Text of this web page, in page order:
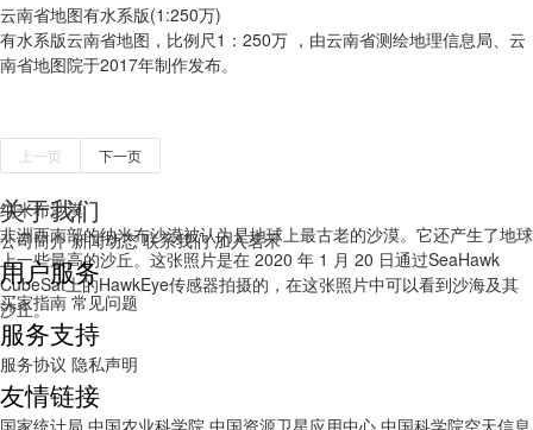
云南省地图有水系版(1:250万)
有​水系版云南省地图，比例尺1：250万 ，由云南省测绘地理信息局、云
南省地图院于2017年制作发布。
纳米布沙漠
非洲西南部的纳米布沙漠被认为是地球上最古老的沙漠。它还产生了地球
上一些最高的沙丘。这张照片是在 2020 年 1 月 20 日通过SeaHawk
CubeSat上的HawkEye传感器拍摄的，在这张照片中可以看到沙海及其
沙丘。
上一页 下一页
关于我们
公司简介 新闻动态 联系我们 加入茗禾
用户服务
买家指南 常见问题
服务支持
服务协议 隐私声明
友情链接
国家统计局 中国农业科学院 中国资源卫星应用中心 中国科学院空天信息